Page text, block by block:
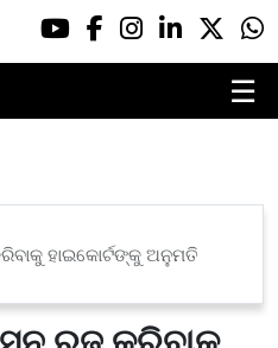
☰
ହାଇକୋର୍ଟଙ୍କୁ ଅନୁମତି